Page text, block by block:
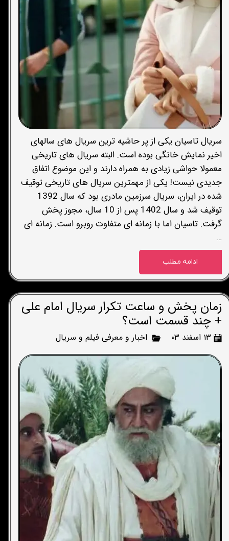
سریال تاسیان یکی از پر حاشیه ترین سریال های سالهای
اخیر نمایش خانگی بوده است. البته سریال های تاریخی
معمولا حواشی زیادی به همراه دارند و این موضوع اتفاق
جدیدی نیست! یکی از مهمترین سریال های تاریخی توقیف
شده در ایران، سریال سرزمین مادری بود که سال 1392
توقیف شد و سال 1402 پس از 10 سال، مجوز پخش
گرفت. تاسیان اما با زمانه ای متفاوت روبرو است. زمانه ای
…
ادامه مطلب
زمان پخش و ساعت تکرار سریال امام علی
+ چند قسمت است؟
۱۳ اسفند ۰۳ اخبار و معرفی فیلم و سریال